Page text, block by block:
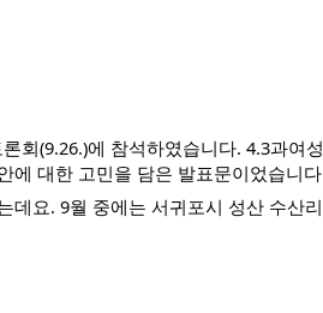
회(9.26.)에 참석하였습니다. 4.3과
에 대한 고민을 담은 발표문이었습니
데요. 9월 중에는 서귀포시 성산 수